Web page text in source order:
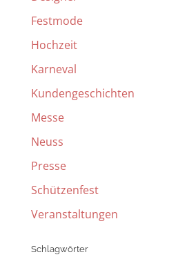
Festmode
Hochzeit
Karneval
Kundengeschichten
Messe
Neuss
Presse
Schützenfest
Veranstaltungen
Schlagwörter